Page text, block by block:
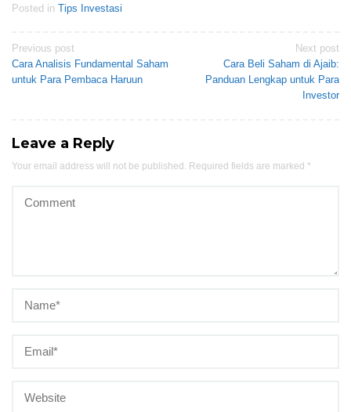
Posted in Tips Investasi
Post
navigation
Previous post
Cara Analisis Fundamental Saham
untuk Para Pembaca Haruun
Next post
Cara Beli Saham di Ajaib:
Panduan Lengkap untuk Para
Investor
Leave a Reply
Your email address will not be published. Required fields are marked *